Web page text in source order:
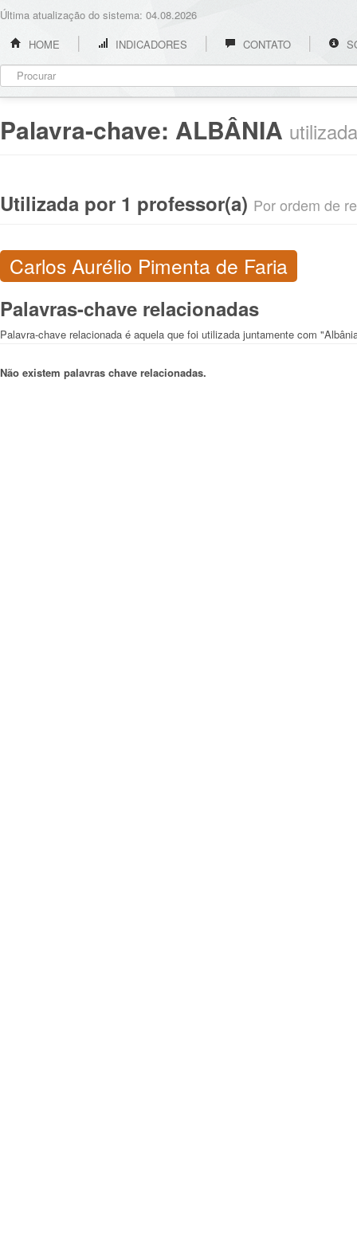
Última atualização do sistema: 04.08.2026
HOME
INDICADORES CONTATO
Palavra-chave: ALBÂNIA
Utilizada por 1 professor(a) Por ordem de
Carlos Aurélio Pimenta de Faria
Palavras-chave relacionadas
Palavra-chave relacionada é aquela que foi utilizada juntamente com
Não existem palavras chave relacionadas.